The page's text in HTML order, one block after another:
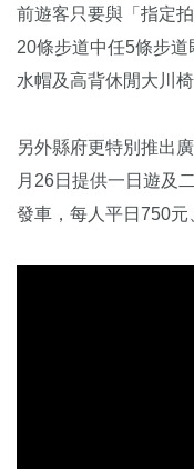
前遊客只要與「指定
20條步道中任5條步
水帽及高背休閒大川椅
另外縣府更特別推出
月26日提供一日遊及
發車，每人平日750元